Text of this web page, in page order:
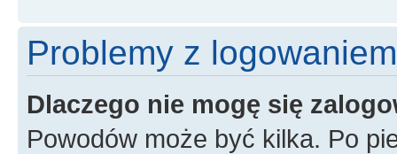
Problemy z
Dlaczego nie mogę się
Powodów może być kilka. Po